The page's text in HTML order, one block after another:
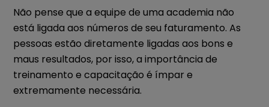
Não pense que a equipe de uma academia não
está ligada aos números de seu faturamento. As
pessoas estão diretamente ligadas aos bons e
maus resultados, por isso, a importância de
treinamento e capacitação é ímpar e
extremamente necessária.